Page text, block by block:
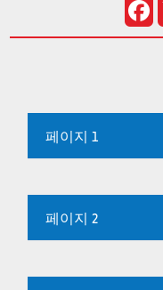
페이지 1
페이지 2